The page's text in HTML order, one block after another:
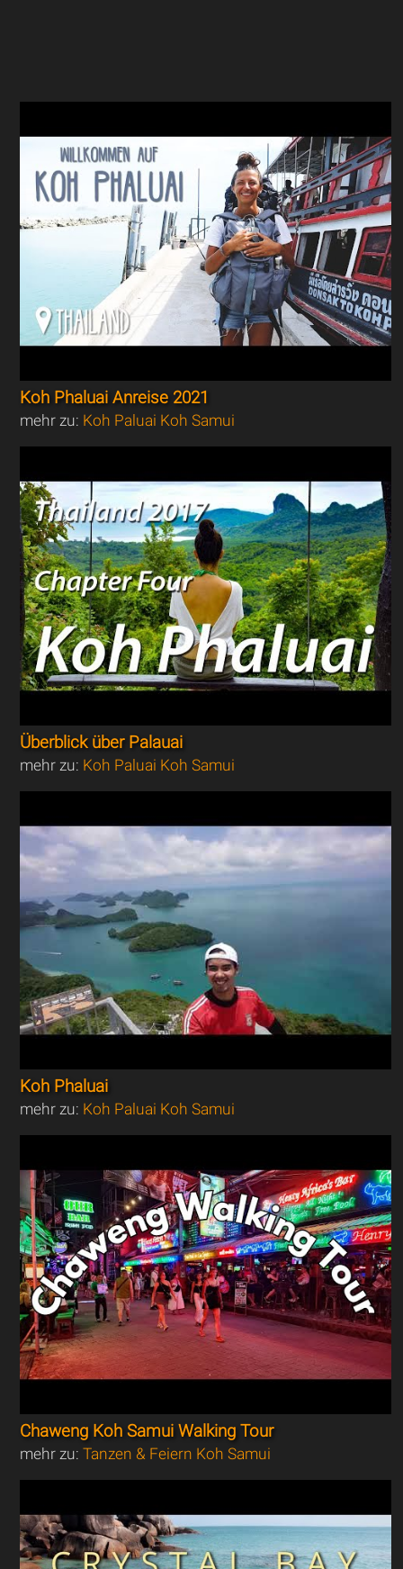
Koh Phaluai Anreise 2021
mehr zu: Koh Paluai Koh Samui
Überblick über Palauai
mehr zu: Koh Paluai Koh Samui
Koh Phaluai
mehr zu: Koh Paluai Koh Samui
Chaweng Koh Samui Walking Tour
mehr zu:Tanzen & Feiern Koh Samui